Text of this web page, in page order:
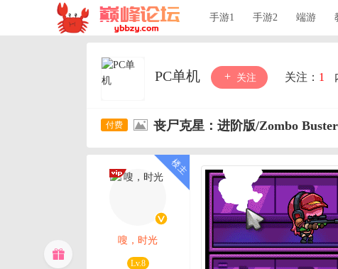
手游1 手游2 端游
PC单机 关注 关注： 1
丧尸克星：进阶版/Zombo
嗖，时光
Lv.8